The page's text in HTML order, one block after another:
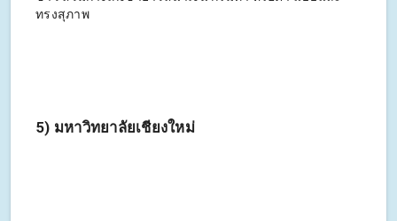
ทรงสุภาพ
5) มหาวิทยาลัยเชียงใหม่